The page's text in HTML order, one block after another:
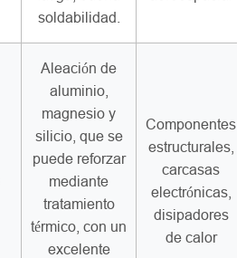
soldabilidad.
Aleación de
aluminio,
magnesio y
silicio, que se
puede reforzar
mediante
tratamiento
térmico, con un
excelente
Componentes
estructurales,
carcasas
electrónicas,
disipadores
de calor